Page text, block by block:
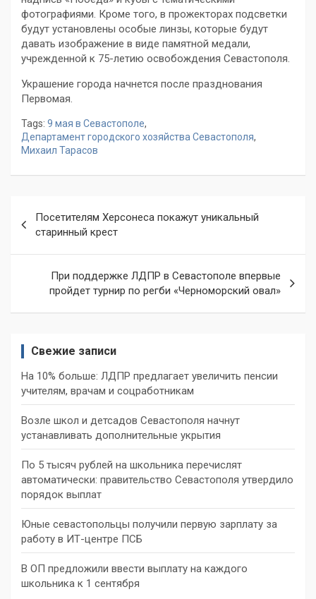
фотографиями. Кроме того, в прожекторах подсветки
будут установлены особые линзы, которые будут
давать изображение в виде памятной медали,
учрежденной к 75-летию освобождения Севастополя.
Украшение города начнется после празднования
Первомая.
Tags: 9 мая в Севастополе,
Департамент городского хозяйства Севастополя,
Михаил Тарасов
по
записям
Посетителям Херсонеса покажут уникальный
старинный крест
При поддержке ЛДПР в Севастополе впервые
пройдет турнир по регби «Черноморский овал»
Свежие записи
На 10% больше: ЛДПР предлагает увеличить пенсии
учителям, врачам и соцработникам
Возле школ и детсадов Севастополя начнут
устанавливать дополнительные укрытия
По 5 тысяч рублей на школьника перечислят
автоматически: правительство Севастополя утвердило
порядок выплат
Юные севастопольцы получили первую зарплату за
работу в ИТ-центре ПСБ
В ОП предложили ввести выплату на каждого
школьника к 1 сентября